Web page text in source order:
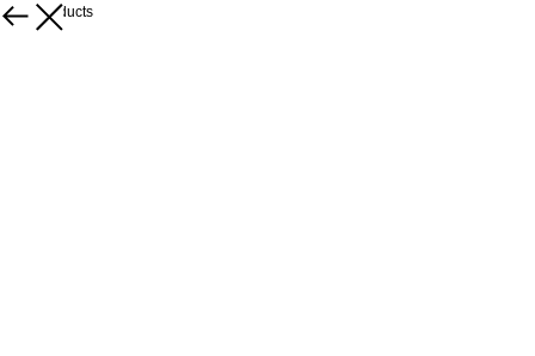
More products